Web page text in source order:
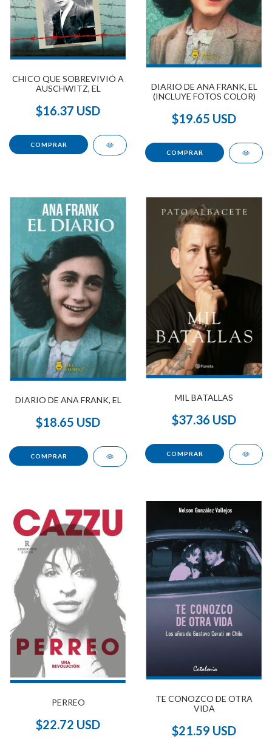
CHICO QUE SOBREVIVIÓ A
AUSCHWITZ, EL
$16.37 USD
DIARIO DE ANA FRANK, EL
(INCLUYE FOTOS COLOR)
$19.65 USD
DIARIO DE ANA FRANK, EL
$18.65 USD
MIL BATALLAS
$37.36 USD
PERREO
$22.72 USD
TE CONOZCO DE OTRA
VIDA
$21.59 USD